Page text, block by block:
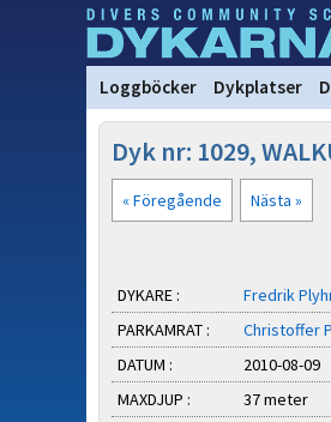
Loggböcker Dykplatser
Dyk nr: 1029,
« Föregående Nästa »
DYKARE :
Fredrik
PARKAMRAT :
Christoffer
DATUM :
2010-08-09
MAXDJUP :
37 meter